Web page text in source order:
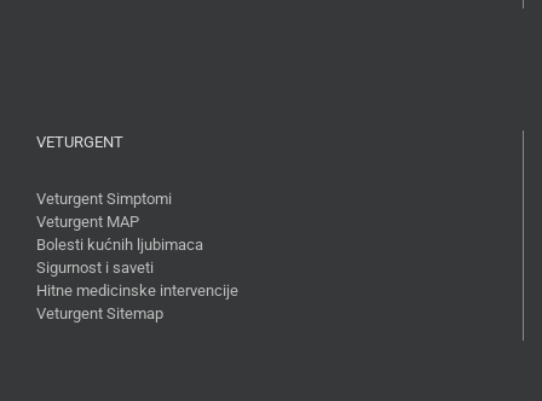
VETURGENT
Veturgent Simptomi
Veturgent MAP
Bolesti kućnih ljubimaca
Sigurnost i saveti
Hitne medicinske intervencije
Veturgent Sitemap